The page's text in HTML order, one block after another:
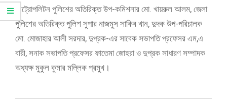
মেট্রোপলিটন পুলিশের অতিরিক্ত উপ-কমিশনার মো. খায়রুল আলম, জেলা
পুলিশের অতিরিক্ত পুলিশ সুপার নাজমুস সাকিব খান, দুদক উপ-পরিচালক
মো. মোজাহার আলী সরদার, দুপ্রক-এর সাবেক সভাপতি প্রফেসর এম,এ
বারী, সনাক সভাপতি প্রফেসর ফাতেমা জোহরা ও দুপ্রক সাধারণ সম্পাদক
অধ্যক্ষ মুকুল কুমার মল্লিক প্রমুখ।